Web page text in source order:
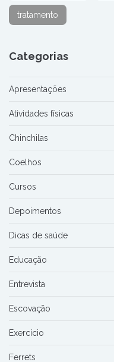
tratamento
Categorias
Apresentações
Atividades físicas
Chinchilas
Coelhos
Cursos
Depoimentos
Dicas de saúde
Educação
Entrevista
Escovação
Exercício
Ferrets